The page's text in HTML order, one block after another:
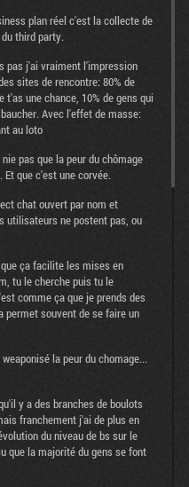
plan réel c'est la collecte de
third party.
pas j'ai vraiment l'impression
sites de rencontre: 80% de
une chance, 10% de gens qui
Avec l'effet de masse:
au loto
pas que la peur du chômage
que c'est une corvée.
chat ouvert par nom et
utilisateurs ne postent pas, ou
ça facilite les mises en
tu le cherche puis tu le
comme ça que je prends des
permet souvent de se faire un
la peur du chomage...
y a des branches de boulots
franchement j'ai de plus en
du niveau de bs sur le
que la majorité du gens se font